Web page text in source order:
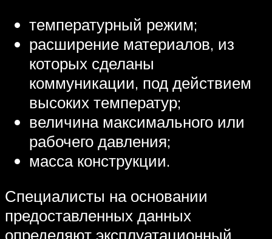
температурный режим;
расширение материалов, из
которых сделаны
коммуникации, под действием
высоких температур;
величина максимального или
рабочего давления;
масса конструкции.
Специалисты на основании
предоставленных данных
определяют эксплуатационный